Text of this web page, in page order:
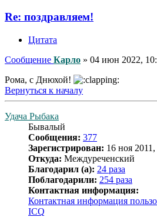
Re: поздравляем!
Цитата
Сообщение Карло » 04 июн 2022,
Рома, с Днюхой!
Вернуться к началу
Удача Рыбака
Бывалый
Сообщения: 377
Зарегистрирован: 16 ноя
Откуда: Междуреченский
Благодарил (а): 24 раза
Поблагодарили: 254 раза
Контактная информация:
Контактная информация
ICQ